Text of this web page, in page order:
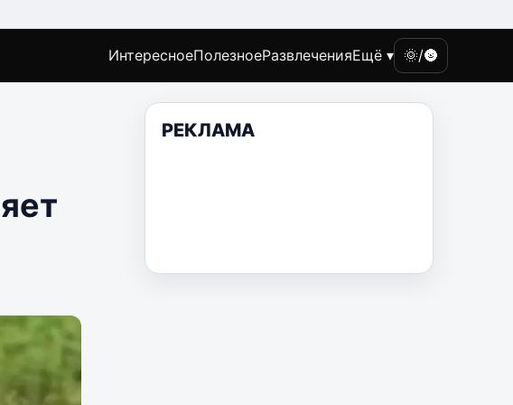
ИнтересноеПолезноеРазвлеченияЕщё ▾ 🌞/🌚
РЕКЛАМА